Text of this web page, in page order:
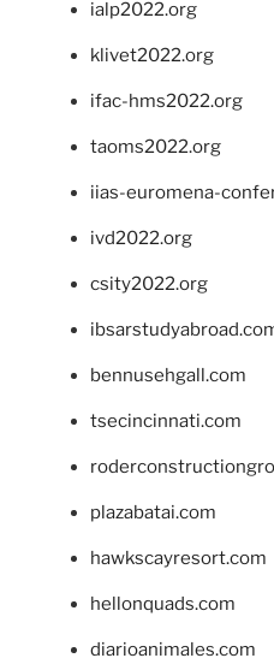
ialp2022.org
klivet2022.org
ifac-hms2022.org
taoms2022.org
iias-euromena-
ivd2022.org
csity2022.org
bennusehgall.com
tsecincinnati.com
plazabatai.com
hawkscayresort.com
hellonquads.com
diarioanimales.com